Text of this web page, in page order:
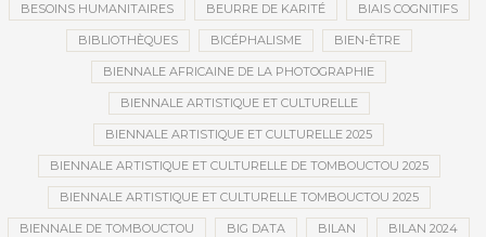
BESOINS HUMANITAIRES BEURRE DE KARITÉ BIAIS COGNITIFS
BIBLIOTHÈQUES BICÉPHALISME BIEN-ÊTRE
BIENNALE AFRICAINE DE LA PHOTOGRAPHIE
BIENNALE ARTISTIQUE ET CULTURELLE
BIENNALE ARTISTIQUE ET CULTURELLE 2025
BIENNALE ARTISTIQUE ET CULTURELLE DE TOMBOUCTOU 2025
BIENNALE ARTISTIQUE ET CULTURELLE TOMBOUCTOU 2025
BIENNALE DE TOMBOUCTOU BIG DATA BILAN BILAN 2024